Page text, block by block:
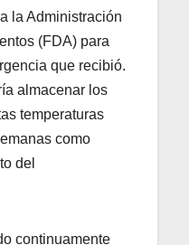
la Administración
(FDA) para
que recibió.
almacenar los
temperaturas
como
del
continuamente